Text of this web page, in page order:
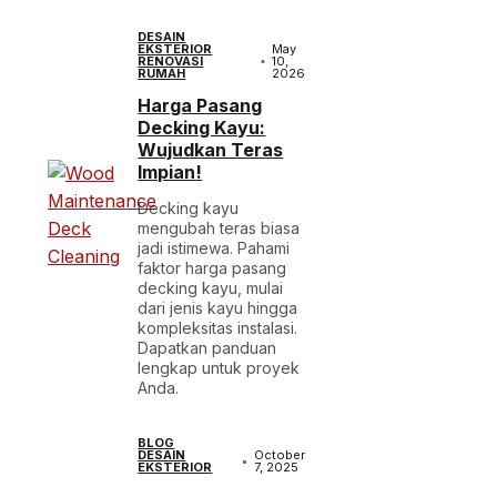
DESAIN
EKSTERIOR
RENOVASI
RUMAH
May
10,
2026
Harga Pasang
Decking Kayu:
Wujudkan Teras
Impian!
Decking kayu
mengubah teras biasa
jadi istimewa. Pahami
faktor harga pasang
decking kayu, mulai
dari jenis kayu hingga
kompleksitas instalasi.
Dapatkan panduan
lengkap untuk proyek
Anda.
BLOG
DESAIN
EKSTERIOR
October
7, 2025